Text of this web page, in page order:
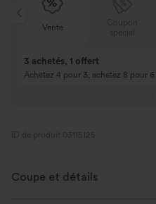
10% de réduction
Pour toute commande de 107,00 € et
plus ! Code : Aug2026
ID de produit 03115125
Coupe et détails